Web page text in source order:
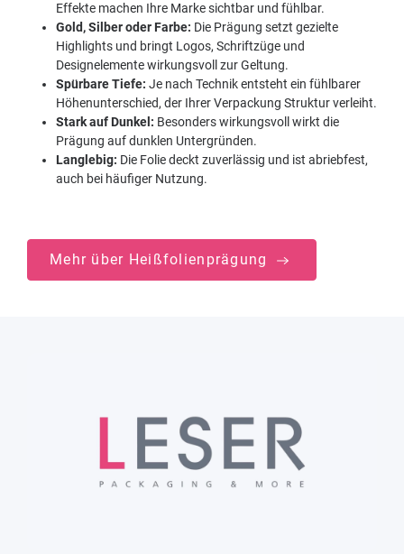
Effekte machen Ihre Marke sichtbar und fühlbar.
Gold, Silber oder Farbe: Die Prägung setzt gezielte
Highlights und bringt Logos, Schriftzüge und
Designelemente wirkungsvoll zur Geltung.
Spürbare Tiefe: Je nach Technik entsteht ein fühlbarer
Höhenunterschied, der Ihrer Verpackung Struktur verleiht.
Stark auf Dunkel: Besonders wirkungsvoll wirkt die
Prägung auf dunklen Untergründen.
Langlebig: Die Folie deckt zuverlässig und ist abriebfest,
auch bei häufiger Nutzung.
Mehr über Heißfolienprägung